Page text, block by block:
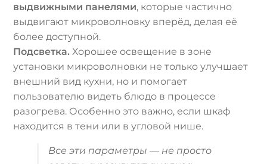
выдвижными панелями, которые частично
выдвигают микроволновку вперёд, делая её
более доступной.
Подсветка. Хорошее освещение в зоне
установки микроволновки не только улучшает
внешний вид кухни, но и помогает
пользователю видеть блюдо в процессе
разогрева. Особенно это важно, если шкаф
находится в тени или в угловой нише.
Все эти параметры — не просто